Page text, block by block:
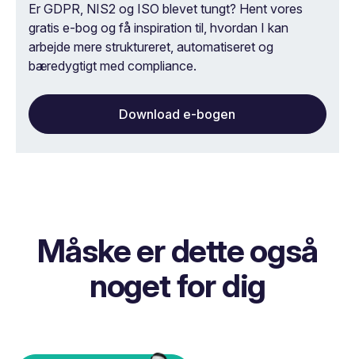
Er GDPR, NIS2 og ISO blevet tungt? Hent vores
gratis e-bog og få inspiration til, hvordan I kan
arbejde mere struktureret, automatiseret og
bæredygtigt med compliance.
Download e-bogen
Måske er dette også
noget for dig